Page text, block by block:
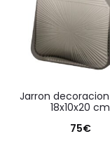
jarron decoracion cristal
18x10x20 cm
75€